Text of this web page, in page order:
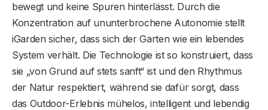
bewegt und keine Spuren hinterlässt. Durch die
Konzentration auf ununterbrochene Autonomie stellt
iGarden sicher, dass sich der Garten wie ein lebendes
System verhält. Die Technologie ist so konstruiert, dass
sie „von Grund auf stets sanft“ ist und den Rhythmus
der Natur respektiert, während sie dafür sorgt, dass
das Outdoor-Erlebnis mühelos, intelligent und lebendig